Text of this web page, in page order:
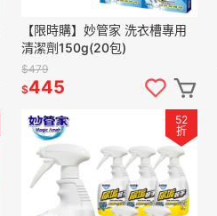
【限時購】妙管家 洗衣槽專用
清潔劑150g(20包)
$479
$445
52
折